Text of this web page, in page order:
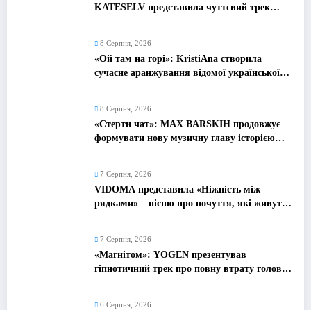
KATESELV представила чуттєвий трек
8 Серпня, 2026
«Ой там на горі»: KristiAna створила
сучасне аранжування відомої української
8 Серпня, 2026
«Стерти чат»: MAX BARSKIH продовжує
формувати нову музичну главу історією
7 Серпня, 2026
VIDOMA представила «Ніжність між
рядками» – пісню про почуття, які живуть
7 Серпня, 2026
«Магнітом»: YOGEN презентував
гіпнотичний трек про повну втрату голови
6 Серпня, 2026